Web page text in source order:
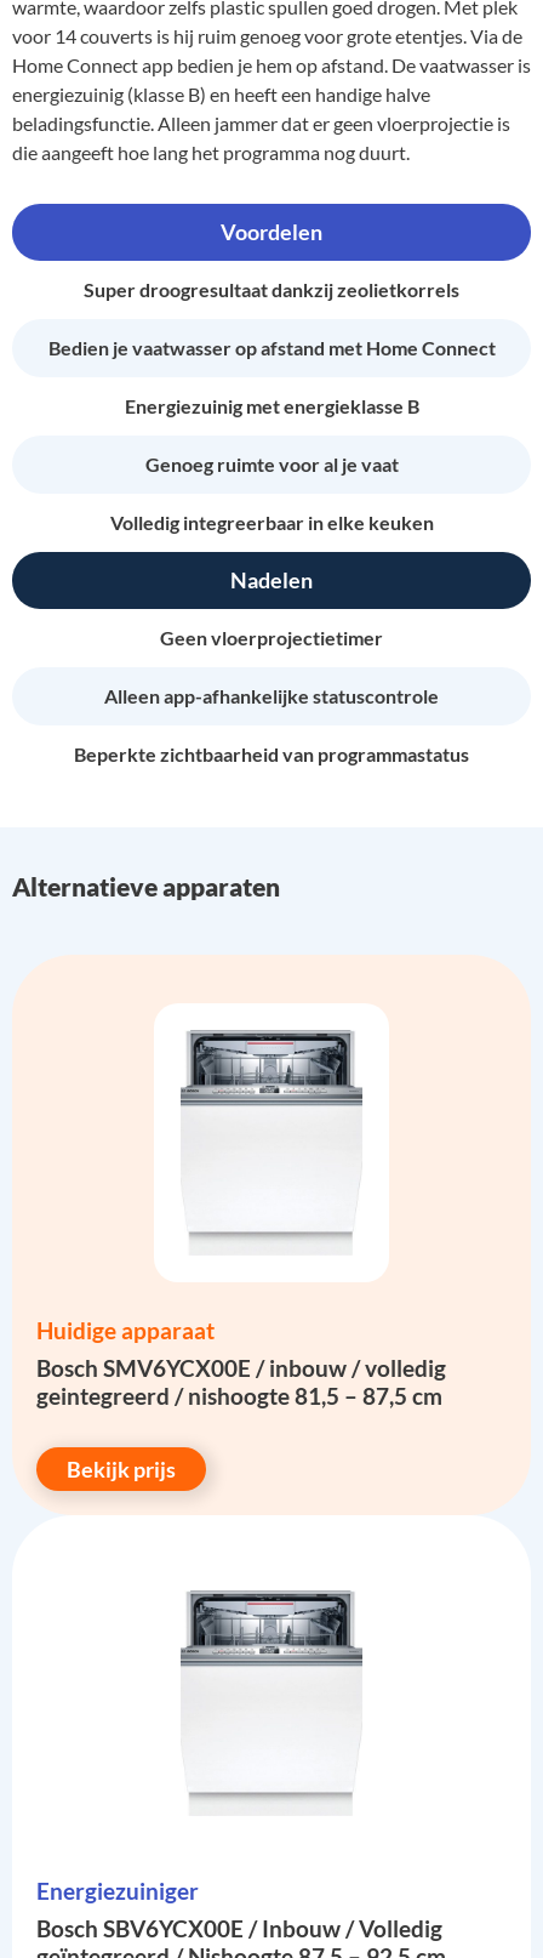
warmte, waardoor zelfs plastic spullen goed drogen. Met plek
voor 14 couverts is hij ruim genoeg voor grote etentjes. Via de
Home Connect app bedien je hem op afstand. De vaatwasser is
energiezuinig (klasse B) en heeft een handige halve
beladingsfunctie. Alleen jammer dat er geen vloerprojectie is
die aangeeft hoe lang het programma nog duurt.
Voordelen
Super droogresultaat dankzij zeolietkorrels
Bedien je vaatwasser op afstand met Home Connect
Energiezuinig met energieklasse B
Genoeg ruimte voor al je vaat
Volledig integreerbaar in elke keuken
Nadelen
Geen vloerprojectietimer
Alleen app-afhankelijke statuscontrole
Beperkte zichtbaarheid van programmastatus
Alternatieve apparaten
Huidige apparaat
Bosch SMV6YCX00E / inbouw / volledig
geintegreerd / nishoogte 81,5 – 87,5 cm
Bekijk prijs
Energiezuiniger
Bosch SBV6YCX00E / Inbouw / Volledig